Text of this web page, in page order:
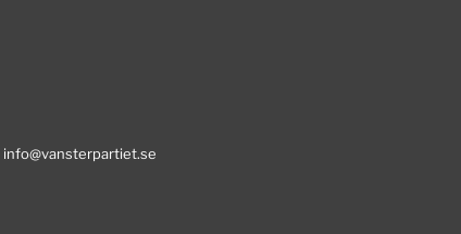
info@vansterpartiet.se